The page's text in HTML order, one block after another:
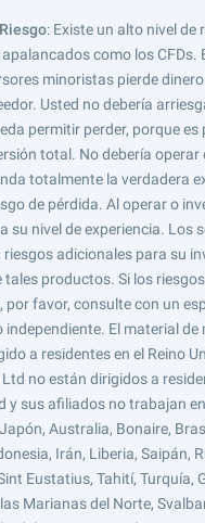
: Existe un alto nivel de
como los CFDs.
minoristas pierde
Usted no debería
permitir perder, porque es
total. No debería operar
totalmente la verdadera
de pérdida. Al operar o
su nivel de experiencia. Los
adicionales para su
tales productos. Si los
por favor, consulte con un
independiente. El material de
a residentes en el Reino
no están dirigidos a
y sus afiliados no trabajan
Australia, Bonaire,
Irán, Liberia, Saipán,
Eustatius, Tahití, Turquía,
Marianas del Norte,